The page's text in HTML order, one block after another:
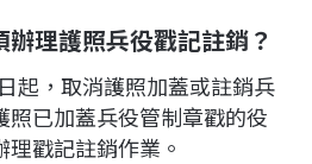
理護照兵役戳記註銷？
起，取消護照加蓋或註銷兵
已加蓋兵役管制章戳的役
戳記註銷作業。